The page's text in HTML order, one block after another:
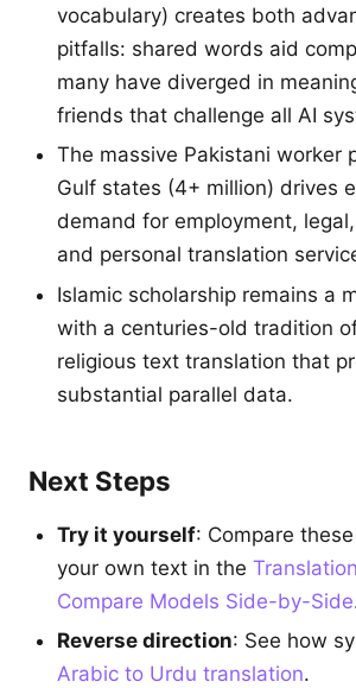
vocabulary) creates both
pitfalls: shared words aid
many have diverged in
friends that challenge all AI
The massive Pakistani worker
Gulf states (4+ million) drives
demand for employment,
and personal translation
Islamic scholarship remains a
with a centuries-old tradition
religious text translation that
substantial parallel data.
Next Steps
Try it yourself: Compare
your own text in the
Compare Models Side-by-Side
Reverse direction: See how
Arabic to Urdu translation.